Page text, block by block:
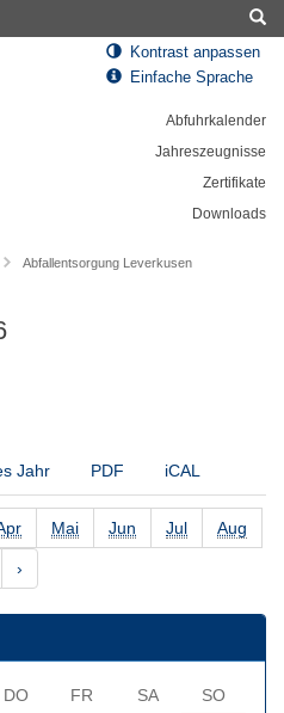
Kontrast anpassen
Einfache Sprache
Abfuhrkalender
Jahreszeugnisse
Zertifikate
Downloads
Abfallentsorgung Leverkusen
Jahr PDF iCAL
Mai Jun Jul Aug
›
DO FR SA
SO